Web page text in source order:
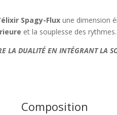
élixir Spagy-Fluxune dimension
et la souplesse des rythmes.
LA DUALITÉ EN INTÉGRANT LA
Composition